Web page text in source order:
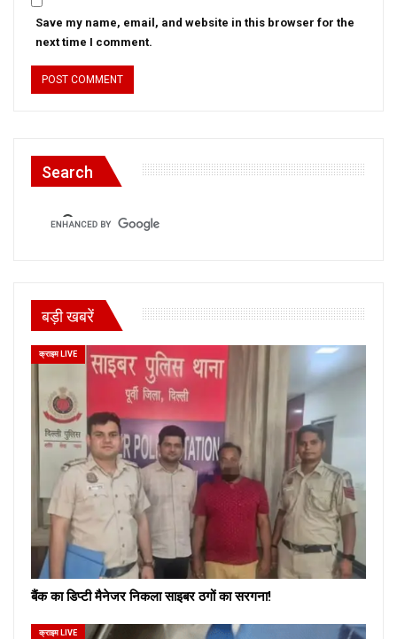
Save my name, email, and website in this browser for the
next time I comment.
Search
बड़ी खबरें
क्राइम LIVE
बैंक का डिप्टी मैनेजर निकला साइबर ठगों का सरगना!
क्राइम LIVE